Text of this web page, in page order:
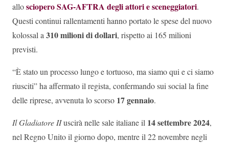
allosciopero SAG-AFTRA degli attori e sceneggiatori.
Questi continui rallentamenti hanno portato le spese del nuovo
kolossal a310 milioni di dollari, rispetto ai 165 milioni
previsti.
“È stato un processo lungo e tortuoso, ma siamo qui e ci siamo
riusciti” ha affermato il regista, confermando sui social la fine
delle riprese, avvenuta lo scorso 17 gennaio.
Il Gladiatore IIuscirà nelle sale italiane il 14 settembre 2024,
nel Regno Unito il giorno dopo, mentre il 22 novembre negli